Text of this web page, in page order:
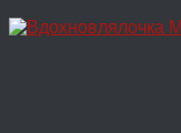
Перейти